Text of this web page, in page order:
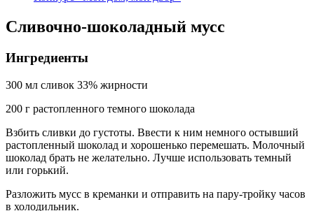
Сливочно-шоколадный мусс
Ингредиенты
300 мл сливок 33% жирности
200 г растопленного темного шоколада
Взбить сливки до густоты. Ввести к ним немного остывший
растопленный шоколад и хорошенько перемешать. Молочный
шоколад брать не желательно. Лучше использовать темный
или горький.
Разложить мусс в креманки и отправить на пару-тройку часов
в холодильник.